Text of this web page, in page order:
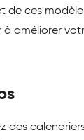
de ces
à améliorer
des